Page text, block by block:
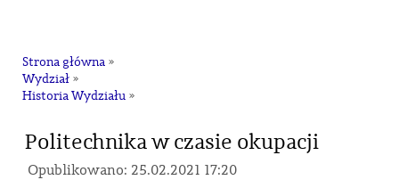
Strona główna »
Wydział »
Historia Wydziału »
Politechnika w czasie okupacji
Opublikowano: 25.02.2021 17:20